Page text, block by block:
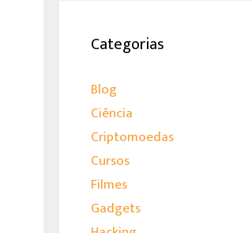
Categorias
Blog
Ciência
Criptomoedas
Cursos
Filmes
Gadgets